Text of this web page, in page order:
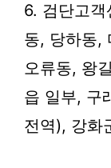
6. 검단고
동, 당하동,
오류동, 왕
읍 일부, 구
전역), 강화